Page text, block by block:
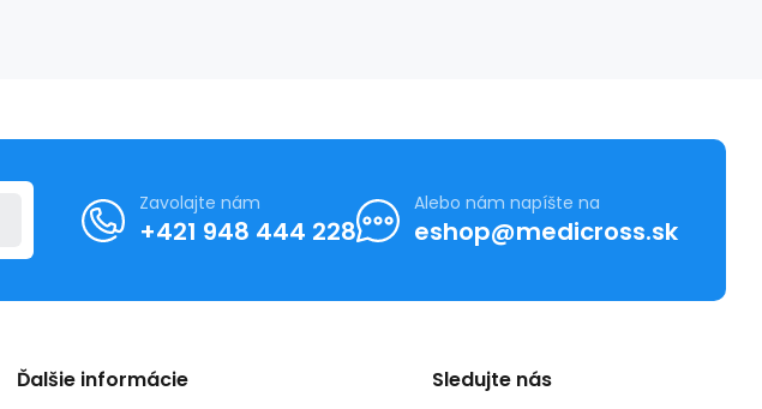
Zavolajte nám
+421 948 444 228
Alebo nám napíšte na
eshop@medicross.sk
Ďalšie informácie Sledujte nás